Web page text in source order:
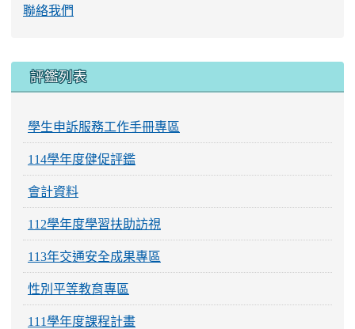
聯絡我們
評鑑列表
學生申訴服務工作手冊專區
114學年度健促評鑑
會計資料
112學年度學習扶助訪視
113年交通安全成果專區
性別平等教育專區
111學年度課程計畫